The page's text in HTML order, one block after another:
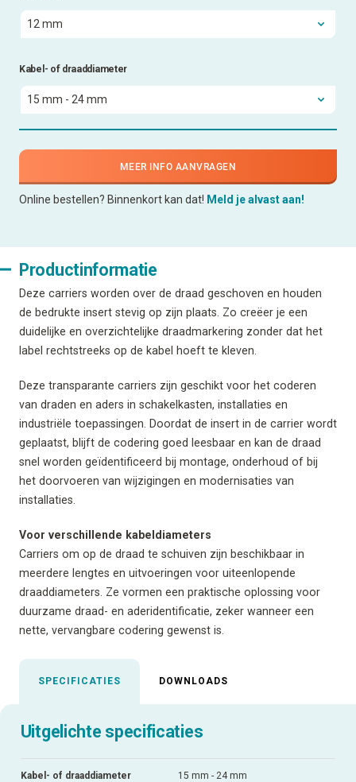
Kabel- of draaddiameter
MEER INFO AANVRAGEN
Online bestellen? Binnenkort kan dat! Meld je alvast aan!
Productinformatie
Deze carriers worden over de draad geschoven en houden
de bedrukte insert stevig op zijn plaats. Zo creëer je een
duidelijke en overzichtelijke draadmarkering zonder dat het
label rechtstreeks op de kabel hoeft te kleven.
Deze transparante carriers zijn geschikt voor het coderen
van draden en aders in schakelkasten, installaties en
industriële toepassingen. Doordat de insert in de carrier wordt
geplaatst, blijft de codering goed leesbaar en kan de draad
snel worden geïdentificeerd bij montage, onderhoud of bij
het doorvoeren van wijzigingen en modernisaties van
installaties.
Voor verschillende kabeldiameters
Carriers om op de draad te schuiven zijn beschikbaar in
meerdere lengtes en uitvoeringen voor uiteenlopende
draaddiameters. Ze vormen een praktische oplossing voor
duurzame draad- en aderidentificatie, zeker wanneer een
nette, vervangbare codering gewenst is.
SPECIFICATIES DOWNLOADS
Uitgelichte specificaties
Kabel- of draaddiameter 15 mm - 24 mm